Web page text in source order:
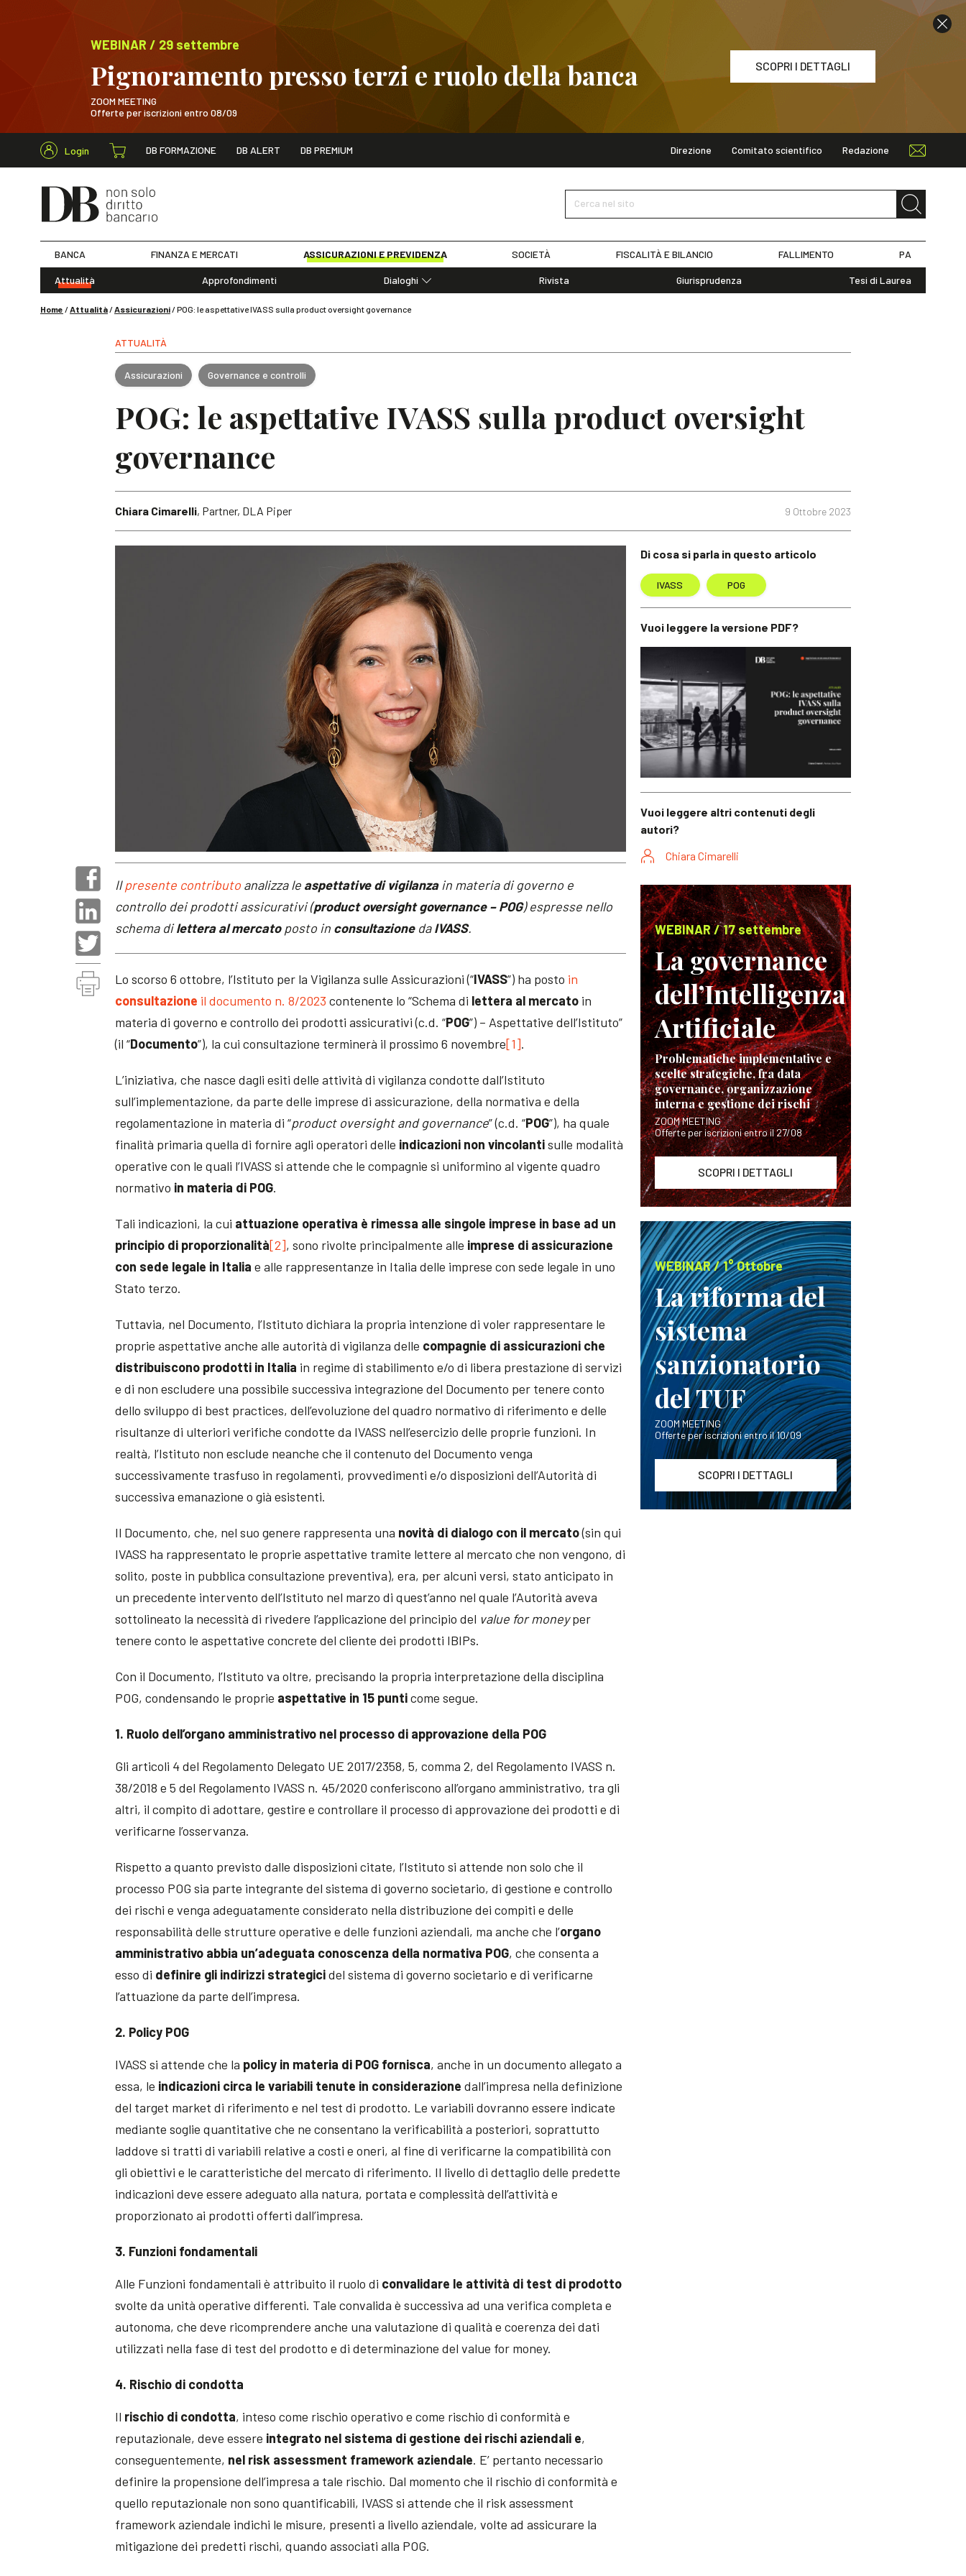
WEBINAR / 29 settembre
Pignoramento presso terzi e ruolo della banca
ZOOM MEETING
Offerte per iscrizioni entro 08/09
SCOPRI I DETTAGLI
WEBINAR / 29 settembre SCOPRI I DETTAGLI
Login DB FORMAZIONE DB ALERT DB PREMIUM Direzione Comitato scientifico Redazione
Cerca nel sito
Cerca nel sito
BANCA FINANZA E MERCATI ASSICURAZIONI E PREVIDENZA SOCIETÀ FISCALITÀ E BILANCIO FALLIMENTO PA
Attualità Approfondimenti
Dialoghi
Rivista Giurisprudenza Tesi di Laurea
Home /Attualità/Assicurazioni/POG: le aspettative IVASS sulla product oversight governance
ATTUALITÀ
Assicurazioni Governance e controlli
POG: le aspettative IVASS sulla product oversight
governance
9 Ottobre 2023
Chiara Cimarelli, Partner, DLA Piper
Ilpresente contributo analizza le aspettative di vigilanzain materia di governo e
controllo dei prodotti assicurativi (product oversight governance – POG) espresse nello
schema dilettera al mercatoposto in consultazionedaIVASS.
Lo scorso 6 ottobre, l’Istituto per la Vigilanza sulle Assicurazioni (“IVASS”) ha posto in
consultazione il documento n. 8/2023 contenente lo “Schema di lettera al mercato in
materia di governo e controllo dei prodotti assicurativi (c.d. “POG”) – Aspettative dell’Istituto”
(il “Documento”), la cui consultazione terminerà il prossimo 6 novembre[1].
L’iniziativa, che nasce dagli esiti delle attività di vigilanza condotte dall’Istituto
sull’implementazione, da parte delle imprese di assicurazione, della normativa e della
regolamentazione in materia di “product oversight and governance” (c.d. “POG”), ha quale
finalità primaria quella di fornire agli operatori delle indicazioni non vincolantisulle modalità
operative con le quali l’IVASS si attende che le compagnie si uniformino al vigente quadro
normativo in materia di POG.
Tali indicazioni, la cui attuazione operativa è rimessa alle singole imprese in base ad un
principio di proporzionalità[2], sono rivolte principalmente alle imprese di assicurazione
con sede legale in Italia e alle rappresentanze in Italia delle imprese con sede legale in uno
Stato terzo.
Tuttavia, nel Documento, l’Istituto dichiara la propria intenzione di voler rappresentare le
proprie aspettative anche alle autorità di vigilanza delle compagnie di assicurazioni che
distribuiscono prodotti in Italia in regime di stabilimento e/o di libera prestazione di servizi
e di non escludere una possibile successiva integrazione del Documento per tenere conto
dello sviluppo di best practices, dell’evoluzione del quadro normativo di riferimento e delle
risultanze di ulteriori verifiche condotte da IVASS nell’esercizio delle proprie funzioni. In
realtà, l’Istituto non esclude neanche che il contenuto del Documento venga
successivamente trasfuso in regolamenti, provvedimenti e/o disposizioni dell’Autorità di
successiva emanazione o già esistenti.
Il Documento, che, nel suo genere rappresenta una novità di dialogo con il mercato(sin qui
IVASS ha rappresentato le proprie aspettative tramite lettere al mercato che non vengono, di
solito, poste in pubblica consultazione preventiva), era, per alcuni versi, stato anticipato in
un precedente intervento dell’Istituto nel marzo di quest’anno nel quale l’Autorità aveva
sottolineato la necessità di rivedere l’applicazione del principio del value for moneyper
tenere conto le aspettative concrete del cliente dei prodotti IBIPs.
Con il Documento, l’Istituto va oltre, precisando la propria interpretazione della disciplina
POG, condensando le proprie aspettative in 15 punticome segue.
1. Ruolo dell’organo amministrativo nel processo di approvazione della POG
Gli articoli 4 del Regolamento Delegato UE 2017/2358, 5, comma 2, del Regolamento IVASS n.
38/2018 e 5 del Regolamento IVASS n. 45/2020 conferiscono all’organo amministrativo, tra gli
altri, il compito di adottare, gestire e controllare il processo di approvazione dei prodotti e di
verificarne l’osservanza.
Rispetto a quanto previsto dalle disposizioni citate, l’Istituto si attende non solo che il
processo POG sia parte integrante del sistema di governo societario, di gestione e controllo
dei rischi e venga adeguatamente considerato nella distribuzione dei compiti e delle
responsabilità delle strutture operative e delle funzioni aziendali, ma anche che l’organo
amministrativo abbia un’adeguata conoscenza della normativa POG, che consenta a
esso di definire gli indirizzi strategicidel sistema di governo societario e di verificarne
l’attuazione da parte dell’impresa.
2. Policy POG
IVASS si attende che la policy in materia di POG fornisca, anche in un documento allegato a
essa, le indicazioni circa le variabili tenute in considerazione dall’impresa nella definizione
del target market di riferimento e nel test di prodotto. Le variabili dovranno essere indicate
mediante soglie quantitative che ne consentano la verificabilità a posteriori, soprattutto
laddove si tratti di variabili relative a costi e oneri, al fine di verificarne la compatibilità con
gli obiettivi e le caratteristiche del mercato di riferimento. Il livello di dettaglio delle predette
indicazioni deve essere adeguato alla natura, portata e complessità dell’attività e
proporzionato ai prodotti offerti dall’impresa.
3. Funzioni fondamentali
Alle Funzioni fondamentali è attribuito il ruolo di convalidare le attività di test di prodotto
svolte da unità operative differenti. Tale convalida è successiva ad una verifica completa e
autonoma, che deve ricomprendere anche una valutazione di qualità e coerenza dei dati
utilizzati nella fase di test del prodotto e di determinazione del value for money.
4. Rischio di condotta
Il rischio di condotta, inteso come rischio operativo e come rischio di conformità e
reputazionale, deve essere integrato nel sistema di gestione dei rischi aziendali e,
conseguentemente, nel risk assessment framework aziendale. E’ pertanto necessario
definire la propensione dell’impresa a tale rischio. Dal momento che il rischio di conformità e
quello reputazionale non sono quantificabili, IVASS si attende che il risk assessment
framework aziendale indichi le misure, presenti a livello aziendale, volte ad assicurare la
mitigazione dei predetti rischi, quando associati alla POG.
Di cosa si parla in questo articolo
IVASS POG
Vuoi leggere la versione PDF?
Vuoi leggere altri contenuti degli
autori?
Chiara Cimarelli
WEBINAR / 17 settembre
La governance
dell’Intelligenza
Artificiale
Problematiche implementative e
scelte strategiche, fra data
governance, organizzazione
interna e gestione dei rischi
ZOOM MEETING
Offerte per iscrizioni entro il 27/08
SCOPRI I DETTAGLI
WEBINAR / 1° Ottobre
La riforma del
sistema
sanzionatorio
del TUF
ZOOM MEETING
Offerte per iscrizioni entro il 10/09
SCOPRI I DETTAGLI